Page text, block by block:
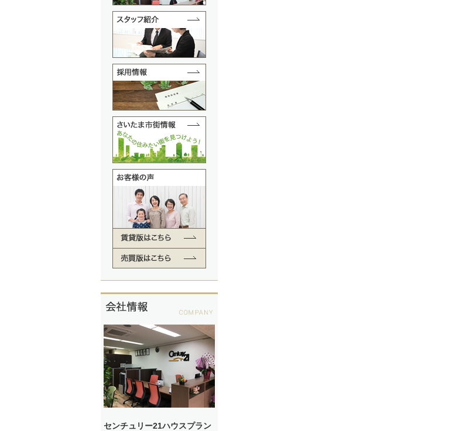
センチュリー21ハウスプラン